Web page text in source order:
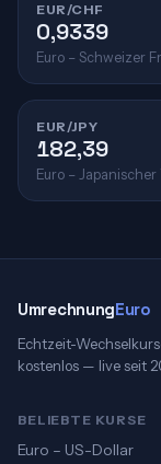
EUR/CHF
0,9339
Euro – Schweizer
EUR/JPY
182,39
Euro – Japanischer
UmrechnungEuro
Echtzeit-
kostenlos — live seit
BELIEBTE KURSE
Euro – US-Dollar